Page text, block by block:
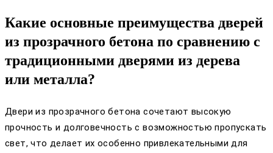
Какие основные преимущества дверей
из прозрачного бетона по сравнению с
традиционными дверями из дерева
или металла?
Двери из прозрачного бетона сочетают высокую
прочность и долговечность с возможностью пропускать
свет, что делает их особенно привлекательными для